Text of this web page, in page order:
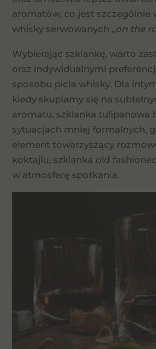
aromatów, co jest szczególnie
whisky serwowanych „on the
Wybierając szklankę, warto
oraz indywidualnymi
sposobu picia whisky. Dla
kiedy skupiamy się na
aromatu, szklanka tulipanowa
sytuacjach mniej formalnych,
element towarzyszący
koktajlu, szklanka old
w atmosferę spotkania.